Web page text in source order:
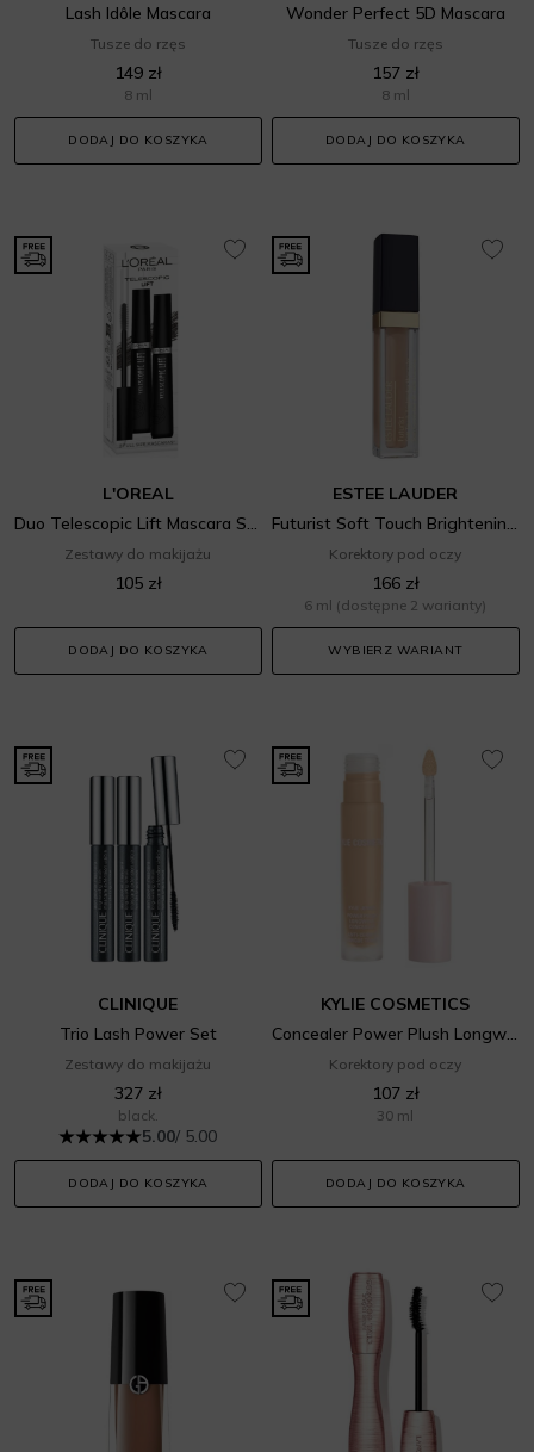
Lash Idôle Mascara
Tusze do rzęs
149 zł
8 ml
DODAJ DO KOSZYKA
Wonder Perfect 5D Mascara
Tusze do rzęs
157 zł
8 ml
DODAJ DO KOSZYKA
L'OREAL
Duo Telescopic Lift Mascara Set
Zestawy do makijażu
105 zł
DODAJ DO KOSZYKA
ESTEE LAUDER
Futurist Soft Touch Brightening Skincealer
Korektory pod oczy
166 zł
6 ml (dostępne 2 warianty)
WYBIERZ WARIANT
CLINIQUE
Trio Lash Power Set
Zestawy do makijażu
327 zł
black.
5.00/ 5.00
DODAJ DO KOSZYKA
KYLIE COSMETICS
Concealer Power Plush Longwear
Korektory pod oczy
107 zł
30 ml
DODAJ DO KOSZYKA